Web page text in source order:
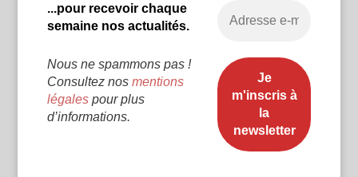
...pour recevoir chaque
semaine nos actualités.
Nous ne spammons pas !
Consultez nos mentions
légalespour plus
d’informations.